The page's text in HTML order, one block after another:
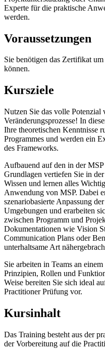
Experte für die praktische
werden.
Voraussetzungen
Sie benötigen das Zertifikat
können.
Kursziele
Nutzen Sie das volle
Veränderungsprozesse! In
Ihre theoretischen Kenntnisse
Programmes und werden ein
des Frameworks.
Aufbauend auf den in der
Grundlagen vertiefen Sie in
Wissen und lernen alles
Anwendung von MSP. Dabei
szenariobasierte Anpassung
Umgebungen und erarbeiten
zwischen Programm und
Dokumentationen wie Vision
Communication Plans oder
unterhaltsame Art
Sie arbeiten in Teams an
Prinzipien, Rollen und
Weise bereiten Sie sich ideal
Practitioner Prüfung vor.
Kursinhalt
Das Training besteht aus der
der Vorbereitung auf die